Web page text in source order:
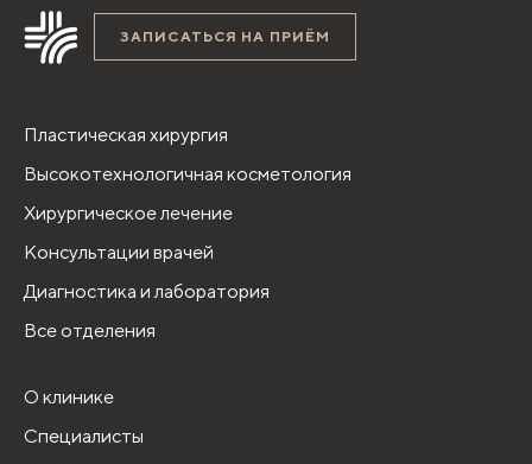
ЗАПИСАТЬСЯ НА ПРИЁМ
Пластическая хирургия
Высокотехнологичная косметология
Хирургическое лечение
Консультации врачей
Диагностика и лаборатория
Все отделения
О клинике
Специалисты